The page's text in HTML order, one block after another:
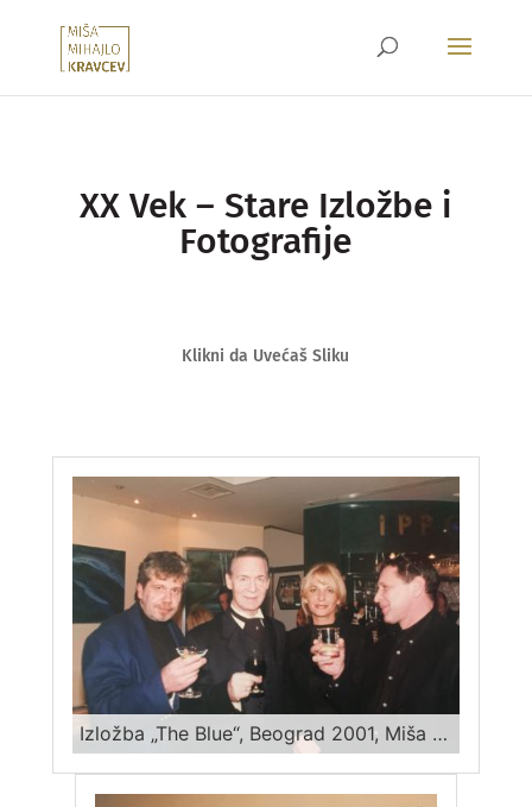
XX Vek – Stare Izložbe i
Fotografije
Klikni da Uvećaš Sliku
Izložba „The Blue“, Beograd 2001, Miša Mihajlo Kravcev, neki ruski operski pevač, Silvana Kinkela, Feti Dautović